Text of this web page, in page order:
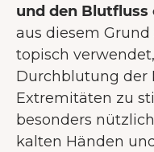
und den
aus diesem
topisch
Durchblutung der
Extremitäten zu
besonders
kalten Händen